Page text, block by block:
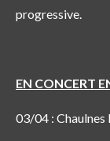
progressive.
EN CONCERT
03/04 : Chaulnes